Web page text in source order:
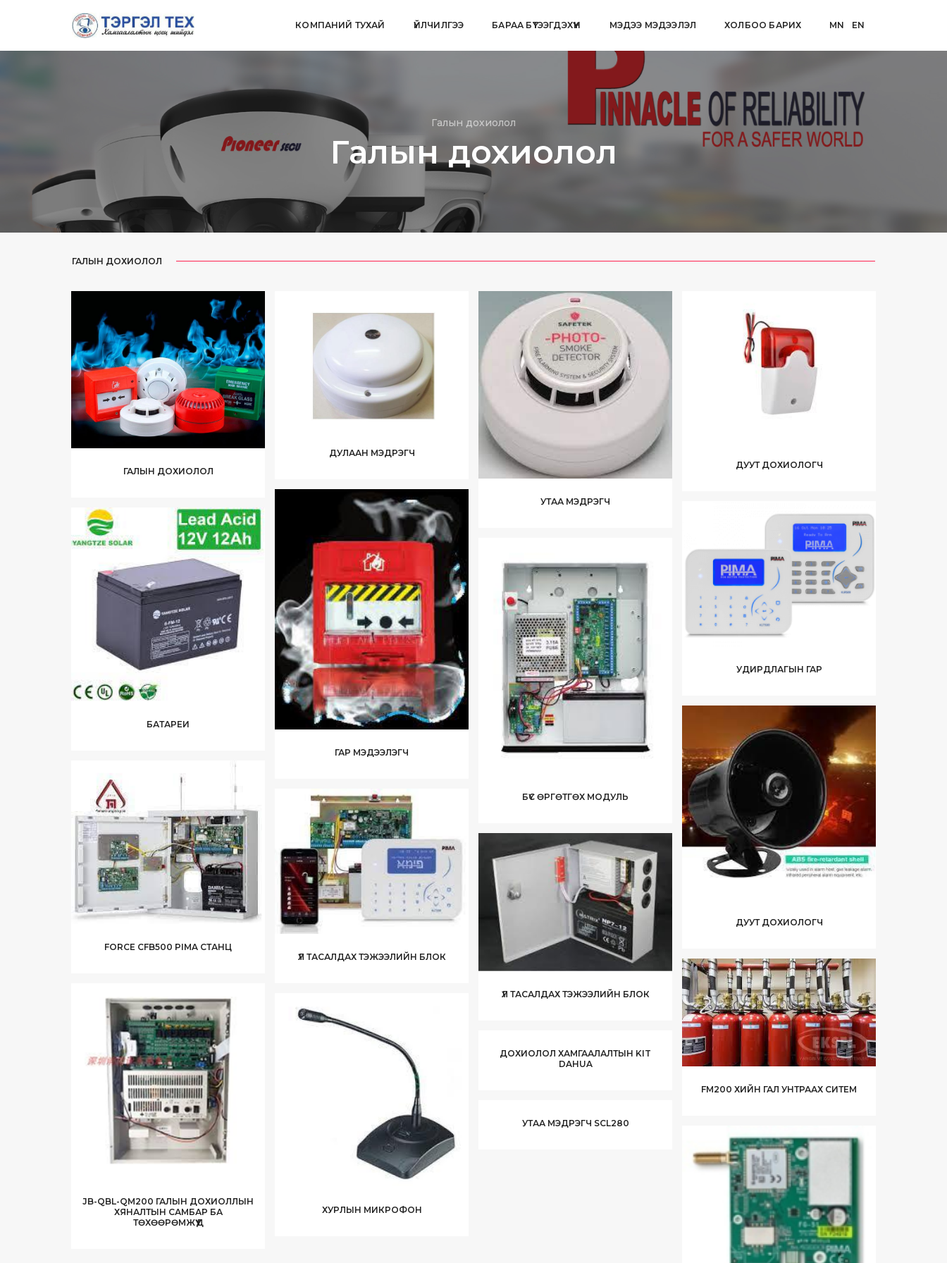
КОМПАНИЙ ТУХАЙ ҮЙЛЧИЛГЭЭ БАРАА БҮТЭЭГДЭХҮҮН МЭДЭЭ МЭДЭЭЛЭЛ ХОЛБОО БАРИХ MN EN
Галын дохиолол
Галын дохиолол
ГАЛЫН ДОХИОЛОЛ
ГАЛЫН ДОХИОЛОЛ
ДУЛААН МЭДРЭГЧ
УТАА МЭДРЭГЧ
ДУУТ ДОХИОЛОГЧ
ГАР МЭДЭЭЛЭГЧ
УДИРДЛАГЫН ГАР
БАТАРЕИ
БҮС ӨРГӨТГӨХ МОДУЛЬ
ДУУТ ДОХИОЛОГЧ
FORCE CFB500 PIMA СТАНЦ
ҮЛ ТАСАЛДАХ ТЭЖЭЭЛИЙН БЛОК
ҮЛ ТАСАЛДАХ ТЭЖЭЭЛИЙН БЛОК
FM200 ХИЙН ГАЛ УНТРААХ СИТЕМ
JB-QBL-QM200 ГАЛЫН ДОХИОЛЛЫН
ХЯНАЛТЫН САМБАР БА
ТӨХӨӨРӨМЖҮҮД
ХУРЛЫН МИКРОФОН
ДОХИОЛОЛ ХАМГААЛАЛТЫН KIT
DAHUA
УТАА МЭДРЭГЧ SCL280